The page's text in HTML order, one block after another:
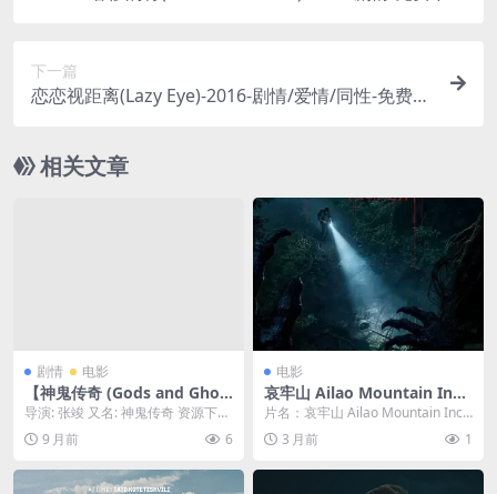
相互依偎取暖的故事🇯🇵｜
下一篇
恋恋视距离(Lazy Eye)-2016-剧情/爱情/同性-免费下
逢，两人在沙漠小屋共度了一个周末，旧情复燃的
同时，也必须面对当年分手时留下的心结与遗憾🏳️‍🌈
相关文章
剧情 电影
【神鬼传奇 (Gods and Ghos
ts) – 2024 – 纪录片 – 夸克网
盘免费下载】🙏B站UP主食贫
道深度探访泰国，揭露贫富差
述神鬼信仰背后的真相。🙏｜
导演: 张竣 又名: 神鬼传奇 资源下
载：南洋大宝荐：泰国篇阿里云盘,
百度云盘,...
9 月前 6
电影
哀牢山 Ailao Mountain Inci
dent 中國大陸电影 院線高清
片名：哀牢山 Ailao Mountain Inci
dent 中國大陸电影 院線...
3 月前 1